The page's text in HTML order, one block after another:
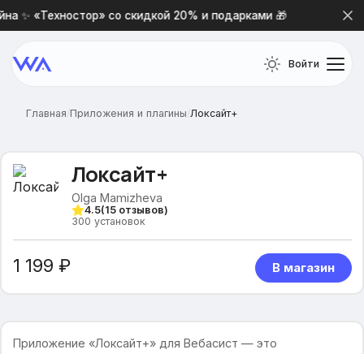
✨ «Техностор» со скидкой 20% и подарками 🎁
Войти
Главная/Приложения и плагины/Локсайт+
Локсайт+
Olga Mamizheva
4.5(15отзывов)
300 установок
1 199 ₽ В магазин
Приложение «Локсайт+» для Вебасист — это